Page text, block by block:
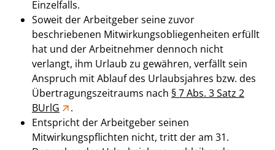
Einzelfalls.
Soweit der Arbeitgeber seine zuvor
beschriebenen Mitwirkungsobliegenheiten erfüllt
hat und der Arbeitnehmer dennoch nicht
verlangt, ihm Urlaub zu gewähren, verfällt sein
Anspruch mit Ablauf des Urlaubsjahres bzw. des
Übertragungszeitraums nach § 7 Abs. 3 Satz 2
BUrlG
.
Entspricht der Arbeitgeber seinen
Mitwirkungspflichten nicht, tritt der am 31.